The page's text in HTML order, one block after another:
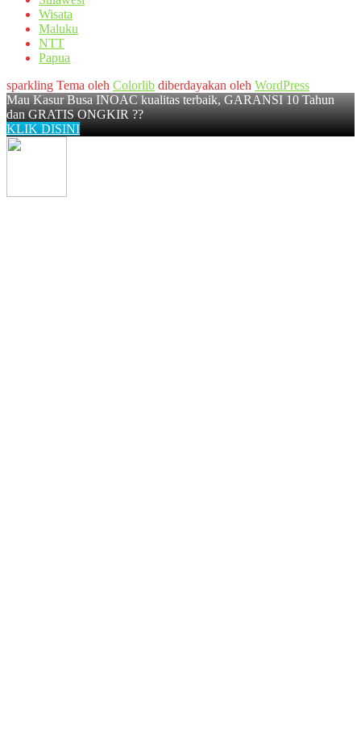
Wisata
Maluku
NTT
Papua
sparkling Tema oleh Colorlib diberdayakan oleh WordPress
Mau Kasur Busa INOAC kualitas terbaik, GARANSI 10 Tahun
dan GRATIS ONGKIR ??
KLIK DISINI